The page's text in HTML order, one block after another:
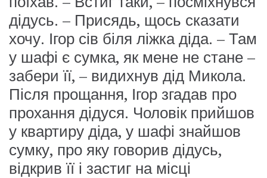
дідусь. – Присядь, щось сказати
хочу. Ігор сів біля ліжка діда. – Там
у шафі є сумка, як мене не стане –
забери її, – видихнув дід Микола.
Після прощання, Ігор згадав про
прохання дідуся. Чоловік прийшов
у квартиру діда, у шафі знайшов
сумку, про яку говорив дідусь,
відкрив її і застиг на місці